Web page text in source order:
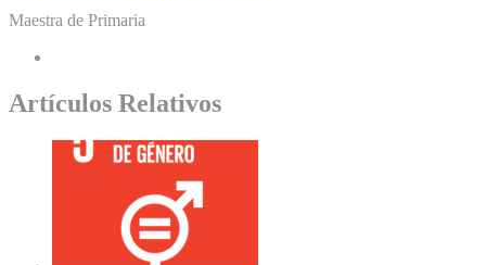
Maestra de Primaria
Artículos Relativos